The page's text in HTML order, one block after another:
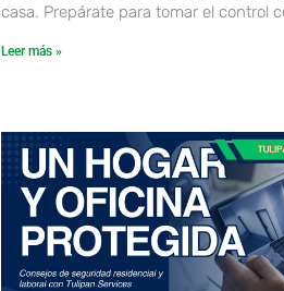
casa. Prepárate para tomar el control
Leer más »